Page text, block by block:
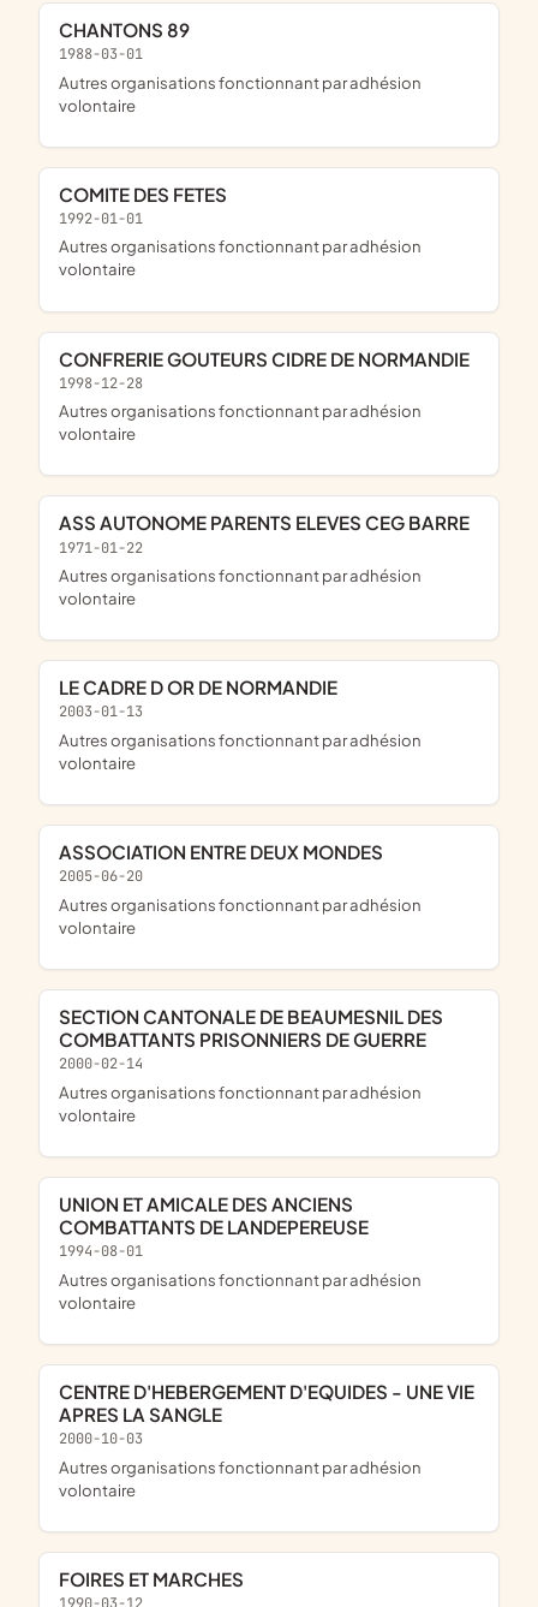
CHANTONS 89
1988-03-01
Autres organisations fonctionnant par adhésion
volontaire
COMITE DES FETES
1992-01-01
Autres organisations fonctionnant par adhésion
volontaire
CONFRERIE GOUTEURS CIDRE DE NORMANDIE
1998-12-28
Autres organisations fonctionnant par adhésion
volontaire
ASS AUTONOME PARENTS ELEVES CEG BARRE
1971-01-22
Autres organisations fonctionnant par adhésion
volontaire
LE CADRE D OR DE NORMANDIE
2003-01-13
Autres organisations fonctionnant par adhésion
volontaire
ASSOCIATION ENTRE DEUX MONDES
2005-06-20
Autres organisations fonctionnant par adhésion
volontaire
SECTION CANTONALE DE BEAUMESNIL DES
COMBATTANTS PRISONNIERS DE GUERRE
2000-02-14
Autres organisations fonctionnant par adhésion
volontaire
UNION ET AMICALE DES ANCIENS
COMBATTANTS DE LANDEPEREUSE
1994-08-01
Autres organisations fonctionnant par adhésion
volontaire
CENTRE D'HEBERGEMENT D'EQUIDES - UNE VIE
APRES LA SANGLE
2000-10-03
Autres organisations fonctionnant par adhésion
volontaire
FOIRES ET MARCHES